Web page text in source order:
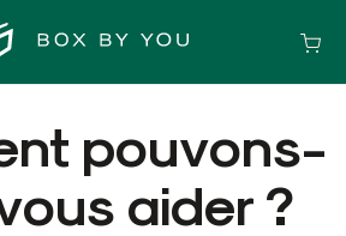
pouvons-
aider ?